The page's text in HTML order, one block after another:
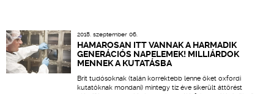
2018. szeptember 06.
HAMAROSAN ITT VANNAK A HARMADIK
GENERÁCIÓS NAPELEMEK! MILLIÁRDOK
MENNEK A KUTATÁSBA
Brit tudósoknak (talán korrektebb lenne őket oxfordi
kutatóknak mondani) mintegy tíz éve sikerült áttörést